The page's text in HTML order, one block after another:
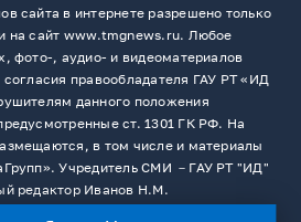
сайта в интернете разрешено только
на сайт www.tmgnews.ru. Любое
фото-, аудио- и видеоматериалов
правообладателя ГАУ РТ «ИД
данного положения
ст. 1301 ГК РФ. На
в том числе и материалы
Учредитель СМИ －ГАУ РТ "ИД"
редактор Иванов Н.М.